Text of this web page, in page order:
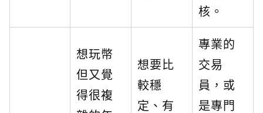
核。
想玩幣
但又覺
得很複
想要比
較穩
定、有
專業的
交易
員，或
是專門